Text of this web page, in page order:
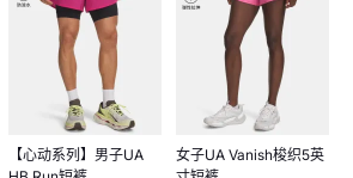
【心动系列】男子UA
女子UA Vanish梭织5英